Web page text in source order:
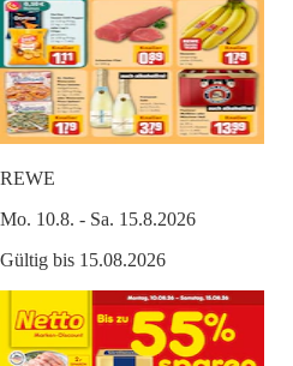
REWE
Mo. 10.8. - Sa. 15.8.2026
Gültig bis 15.08.2026